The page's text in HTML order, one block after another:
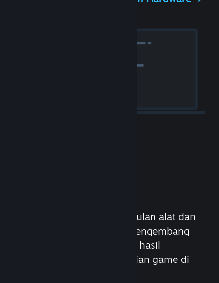
Steamwork adalah sekumpulan alat dan
layanan yang membantu pengembang
dan penerbit mendapatkan hasil
maksimal dari pendistribusian game di